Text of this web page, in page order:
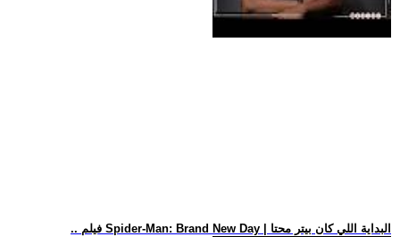
.. فيلم Spider-Man: Brand New Day | البداية اللي كان بيتر محتا